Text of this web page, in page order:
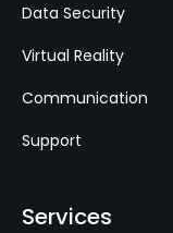
Data Security
Virtual Reality
Communication
Support
Services